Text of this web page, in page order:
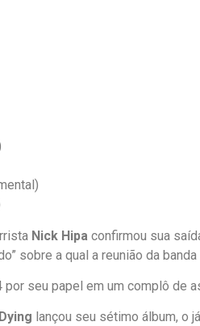
Nick Hipa confirmou sua
sobre a qual a reunião da
seu papel em um complô de
lançou seu sétimo álbum, o